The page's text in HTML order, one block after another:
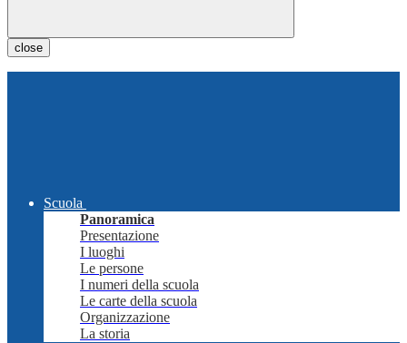
close
Scuola
Panoramica
Presentazione
I luoghi
Le persone
I numeri della scuola
Le carte della scuola
Organizzazione
La storia